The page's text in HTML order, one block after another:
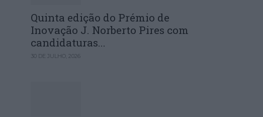
Quinta edição do Prémio de
Inovação J. Norberto Pires com
candidaturas...
30 DE JULHO, 2026